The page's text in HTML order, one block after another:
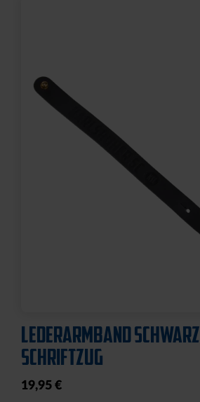
LEDERARMBAND SCHWARZ
SCHRIFTZUG
19,95 €